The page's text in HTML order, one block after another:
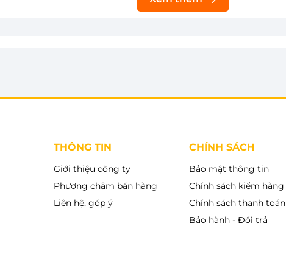
THÔNG TIN
Giới thiệu công ty
Phương châm bán hàng
Liên hệ, góp ý
CHÍNH SÁCH
Bảo mật thông tin
Chính sách kiểm hàng
Chính sách thanh toán
Bảo hành - Đổi trả